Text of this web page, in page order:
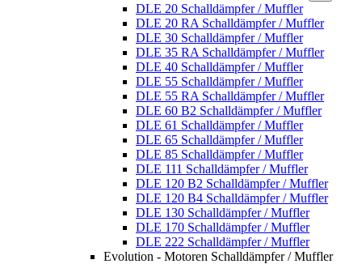
DLE 20 Schalldämpfer / Muffler
DLE 20 RA Schalldämpfer / Muffler
DLE 30 Schalldämpfer / Muffler
DLE 35 RA Schalldämpfer / Muffler
DLE 40 Schalldämpfer / Muffler
DLE 55 Schalldämpfer / Muffler
DLE 55 RA Schalldämpfer / Muffler
DLE 60 B2 Schalldämpfer / Muffler
DLE 61 Schalldämpfer / Muffler
DLE 65 Schalldämpfer / Muffler
DLE 85 Schalldämpfer / Muffler
DLE 111 Schalldämpfer / Muffler
DLE 120 B2 Schalldämpfer / Muffler
DLE 120 B4 Schalldämpfer / Muffler
DLE 130 Schalldämpfer / Muffler
DLE 170 Schalldämpfer / Muffler
DLE 222 Schalldämpfer / Muffler
Evolution - Motoren Schalldämpfer / Muffler